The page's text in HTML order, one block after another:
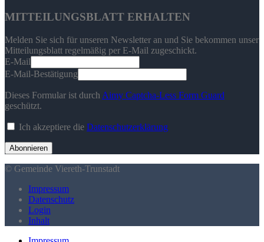
MITTEILUNGSBLATT ERHALTEN
Melden Sie sich für unseren Newsletter an und Sie bekommen unser
Mitteilungsblatt regelmäßig per E-Mail zugeschickt.
E-Mail
E-Mail-Bestätigung
Dieses Formular ist durch Aimy Captcha-Less Form Guard
geschützt.
Ich akzeptiere die Datenschutzerklärung
Abonnieren
© Gemeinde Viereth-Trunstadt
Impressum
Datenschutz
Login
Inhalt